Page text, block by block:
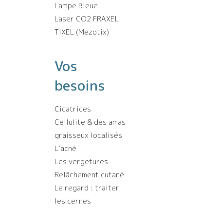
Lampe Bleue
Laser CO2 FRAXEL
TIXEL (Mezotix)
Vos
besoins
Cicatrices
Cellulite & des amas
graisseux localisés
L’acné
Les vergetures
Relâchement cutané
Le regard : traiter
les cernes